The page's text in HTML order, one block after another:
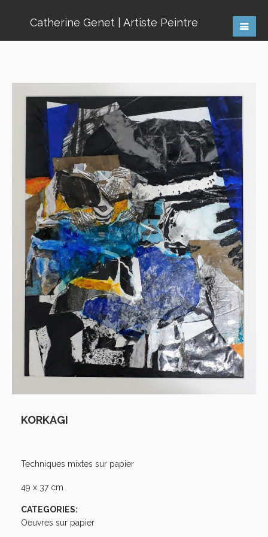
Catherine Genet | Artiste Peintre
KORKAGI
Techniques mixtes sur papier
49 x 37 cm
CATEGORIES:
Oeuvres sur papier